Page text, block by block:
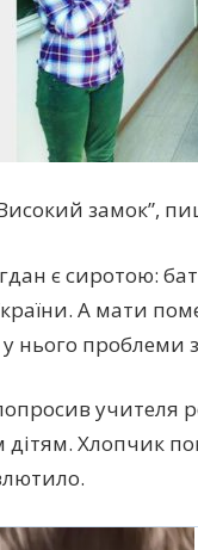
замок”,
є сиротою:
А мати
нього проблеми
учителя
дітям. Хлопчик